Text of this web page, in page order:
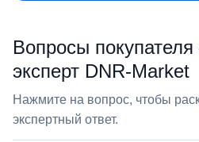
Вопросы
эксперт DNR‑Market
Нажмите на вопрос, чтобы
экспертный ответ.